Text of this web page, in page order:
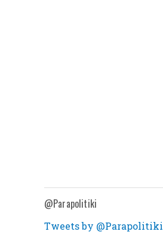
@Parapolitiki
Tweets by @Parapolitiki